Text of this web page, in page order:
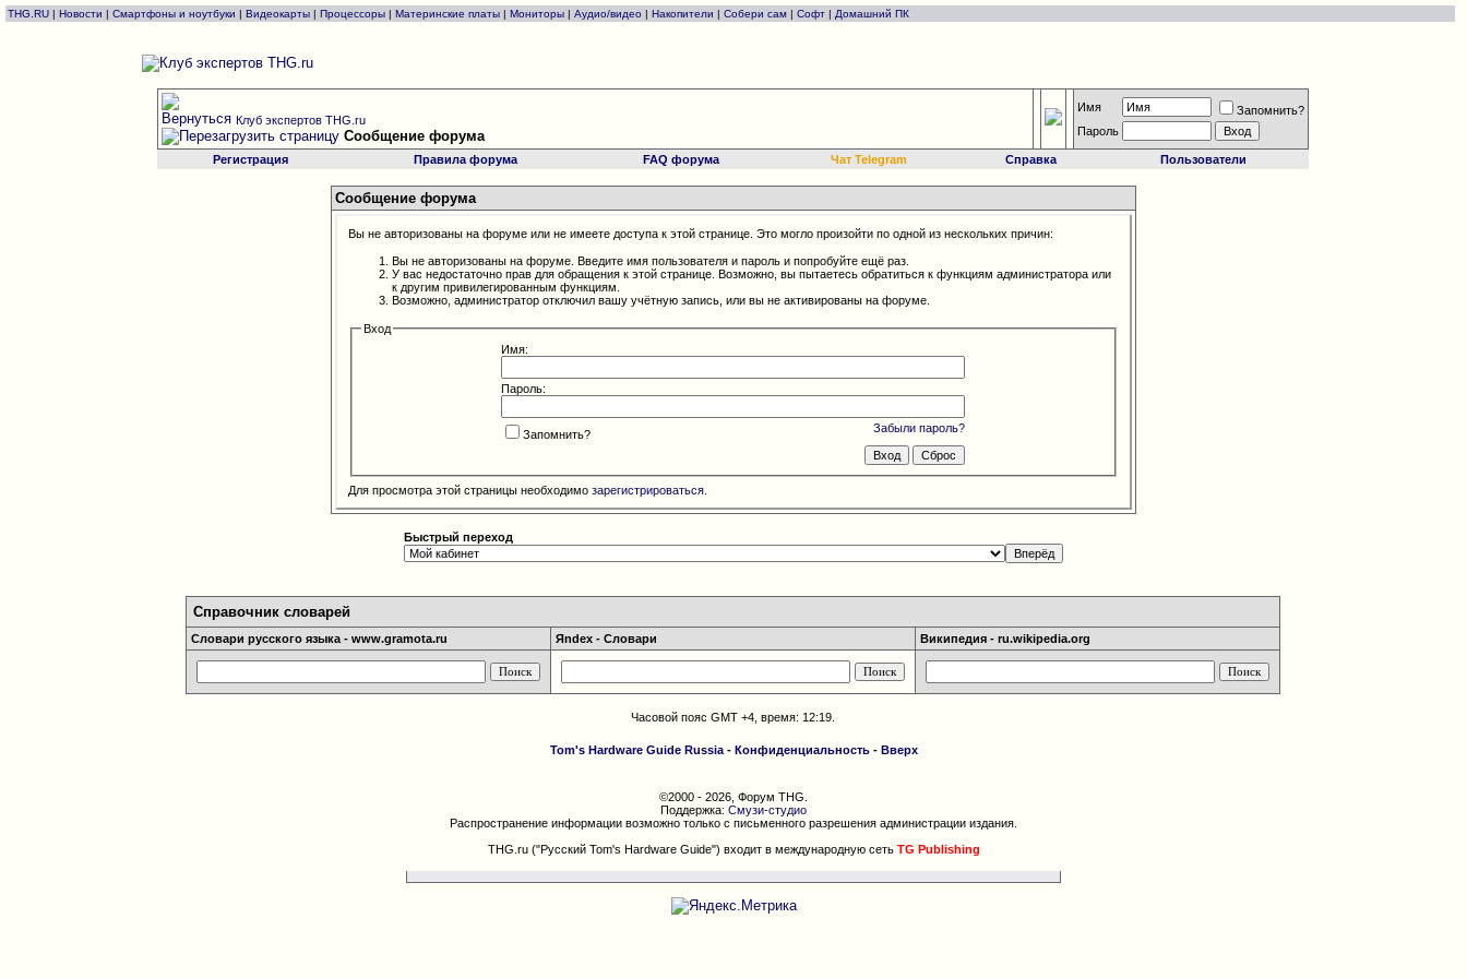
THG.RU | Новости | Смартфоны и ноутбуки | Видеокарты | Процессоры | Материнские платы | Мониторы | Аудио/видео | Накопители | Собери сам | Софт | Домашний ПК
Клуб экспертов THG.ru
Сообщение форума
Имя
Запомнить?
Пароль
Регистрация Правила форума FAQ форума Чат Telegram Справка Пользователи
Сообщение форума
Вы не авторизованы на форуме или не имеете доступа к этой странице. Это могло произойти по одной из нескольких причин:
Вы не авторизованы на форуме. Введите имя пользователя и пароль и попробуйте ещё раз.
У вас недостаточно прав для обращения к этой странице. Возможно, вы пытаетесь обратиться к функциям администратора или
к другим привилегированным функциям.
Возможно, администратор отключил вашу учётную запись, или вы не активированы на форуме.
Вход
Имя:
Пароль:
Забыли пароль?
Запомнить?
Для просмотра этой страницы необходимо зарегистрироваться.
Быстрый переход
Справочник словарей
Словари русского языка - www.gramota.ru Яndex - Словари Википедия - ru.wikipedia.org
Часовой пояс GMT +4, время: 12:19
Tom's Hardware Guide Russia- Конфиденциальность- Вверх
©2000 - 2026, Форум THG.
Поддержка: Смузи-студио
Распространение информации возможно только с письменного разрешения администрации издания.
THG.ru ("Русский Tom's Hardware Guide") входит в международную сеть TG Publishing